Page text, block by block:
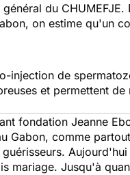
du
on estime qu'un
injection de
et permettent
fondation Jeanne
Gabon, comme
mariage. Jusqu'à